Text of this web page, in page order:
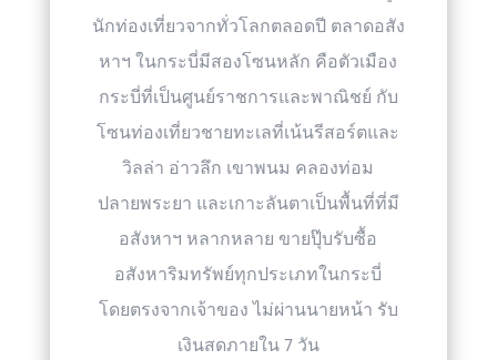
นักท่องเที่ยวจากทั่วโลกตลอดปี ตลาดอสัง
หาฯ ในกระบี่มีสองโซนหลัก คือตัวเมือง
กระบี่ที่เป็นศูนย์ราชการและพาณิชย์ กับ
โซนท่องเที่ยวชายทะเลที่เน้นรีสอร์ตและ
วิลล่า อ่าวลึก เขาพนม คลองท่อม
ปลายพระยา และเกาะลันตาเป็นพื้นที่ที่มี
อสังหาฯ หลากหลาย ขายปุ๊บรับซื้อ
อสังหาริมทรัพย์ทุกประเภทในกระบี่
โดยตรงจากเจ้าของ ไม่ผ่านนายหน้า รับ
เงินสดภายใน 7 วัน